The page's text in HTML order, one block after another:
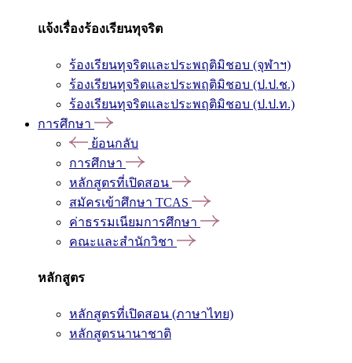
แจ้งเรื่องร้องเรียนทุจริต
ร้องเรียนทุจริตและประพฤติมิชอบ (จุฬาฯ)
ร้องเรียนทุจริตและประพฤติมิชอบ (ป.ป.ช.)
ร้องเรียนทุจริตและประพฤติมิชอบ (ป.ป.ท.)
การศึกษา
ย้อนกลับ
การศึกษา
หลักสูตรที่เปิดสอน
สมัครเข้าศึกษา TCAS
ค่าธรรมเนียมการศึกษา
คณะและสำนักวิชา
หลักสูตร
หลักสูตรที่เปิดสอน (ภาษาไทย)
หลักสูตรนานาชาติ